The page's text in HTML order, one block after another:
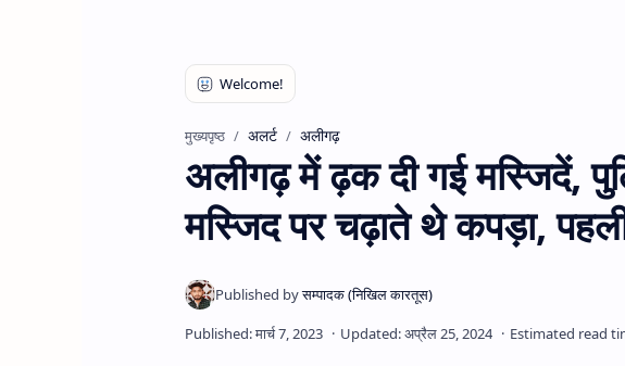
मुख्यपृष्ठ अलर्ट अलीगढ़
अलीगढ़ में ढ़क दी गई मस्जिदें,
मस्जिद पर चढ़ाते थे कपड़ा,